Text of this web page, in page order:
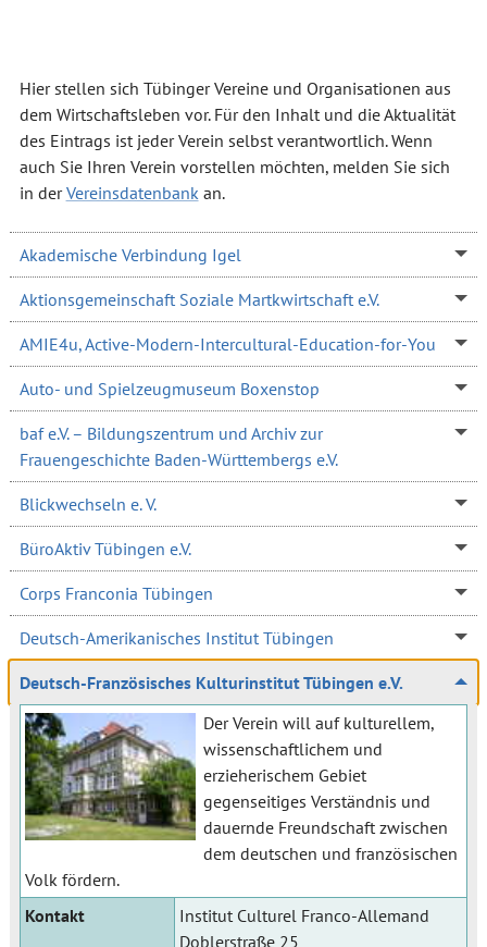
Hier stellen sich Tübinger Vereine und Organisationen aus
dem Wirtschaftsleben vor. Für den Inhalt und die Aktualität
des Eintrags ist jeder Verein selbst verantwortlich. Wenn
auch Sie Ihren Verein vorstellen möchten, melden Sie sich
in derVereinsdatenbank an.
Akademische Verbindung Igel
Aktionsgemeinschaft Soziale Martkwirtschaft e.V.
AMIE4u, Active-Modern-Intercultural-Education-for-You
Auto- und Spielzeugmuseum Boxenstop
baf e.V. – Bildungszentrum und Archiv zur
Frauengeschichte Baden-Württembergs e.V.
Blickwechseln e. V.
BüroAktiv Tübingen e.V.
Corps Franconia Tübingen
Deutsch-Amerikanisches Institut Tübingen
Deutsch-Französisches Kulturinstitut Tübingen e.V.
Der Verein will auf kulturellem,
wissenschaftlichem und
erzieherischem Gebiet
gegenseitiges Verständnis und
dauernde Freundschaft zwischen
dem deutschen und französischen
Volk fördern.
Kontakt
Institut Culturel Franco-Allemand
Doblerstraße 25